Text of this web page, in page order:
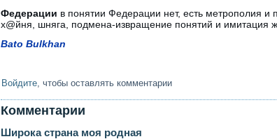
Федерации в понятии Федерации нет, есть метрополия
х@йня, шняга, подмена-извращение понятий и имитация
Bato Bulkhan
Войдите , чтобы оставлять комментарии
Комментарии
Широка страна моя родная